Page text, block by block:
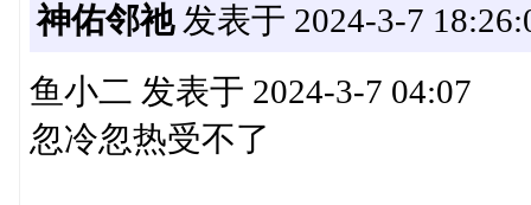
神佑邻祂发表于 2024-3-7
鱼小二 发表于 2024-3-7 04:07
忽冷忽热受不了